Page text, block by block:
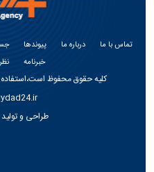
تماس با ما درباره ما پیوندها
خبرنامه
کلیه حقوق محفوظ است،استفاده
طراحی و